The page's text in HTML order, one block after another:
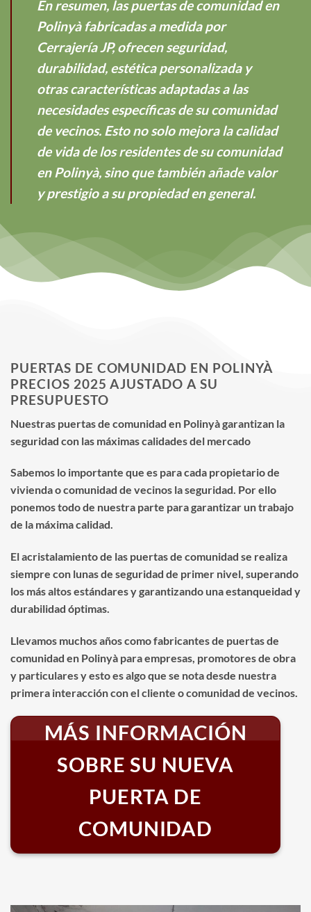
En resumen, las puertas de comunidad en
Polinyà fabricadas a medida por
Cerrajería JP, ofrecen seguridad,
durabilidad, estética personalizada y
otras características adaptadas a las
necesidades específicas de su comunidad
de vecinos. Esto no solo mejora la calidad
de vida de los residentes de su comunidad
en Polinyà, sino que también añade valor
y prestigio a su propiedad en general.
PUERTAS DE COMUNIDAD EN POLINYÀ
PRECIOS 2025 AJUSTADO A SU
PRESUPUESTO
Nuestras puertas de comunidad en Polinyà garantizan la
seguridad con las máximas calidades del mercado
Sabemos lo importante que es para cada propietario de
vivienda o comunidad de vecinos la seguridad. Por ello
ponemos todo de nuestra parte para garantizar un trabajo
de la máxima calidad.
El acristalamiento de las puertas de comunidad se realiza
siempre con lunas de seguridad de primer nivel, superando
los más altos estándares y garantizando una estanqueidad y
durabilidad óptimas.
Llevamos muchos años como fabricantes de puertas de
comunidad en Polinyà para empresas, promotores de obra
y particulares y esto es algo que se nota desde nuestra
primera interacción con el cliente o comunidad de vecinos.
MÁS INFORMACIÓN
SOBRE SU NUEVA
PUERTA DE
COMUNIDAD